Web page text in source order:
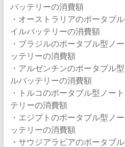
バッテリーの消費額
・オーストラリアのポータブ
イルバッテリーの消費額
・ブラジルのポータブル型ノ
ッテリーの消費額
・アルゼンチンのポータブル
ルバッテリーの消費額
・トルコのポータブル型ノー
テリーの消費額
・エジプトのポータブル型ノ
ッテリーの消費額
・サウジアラビアのポータブ